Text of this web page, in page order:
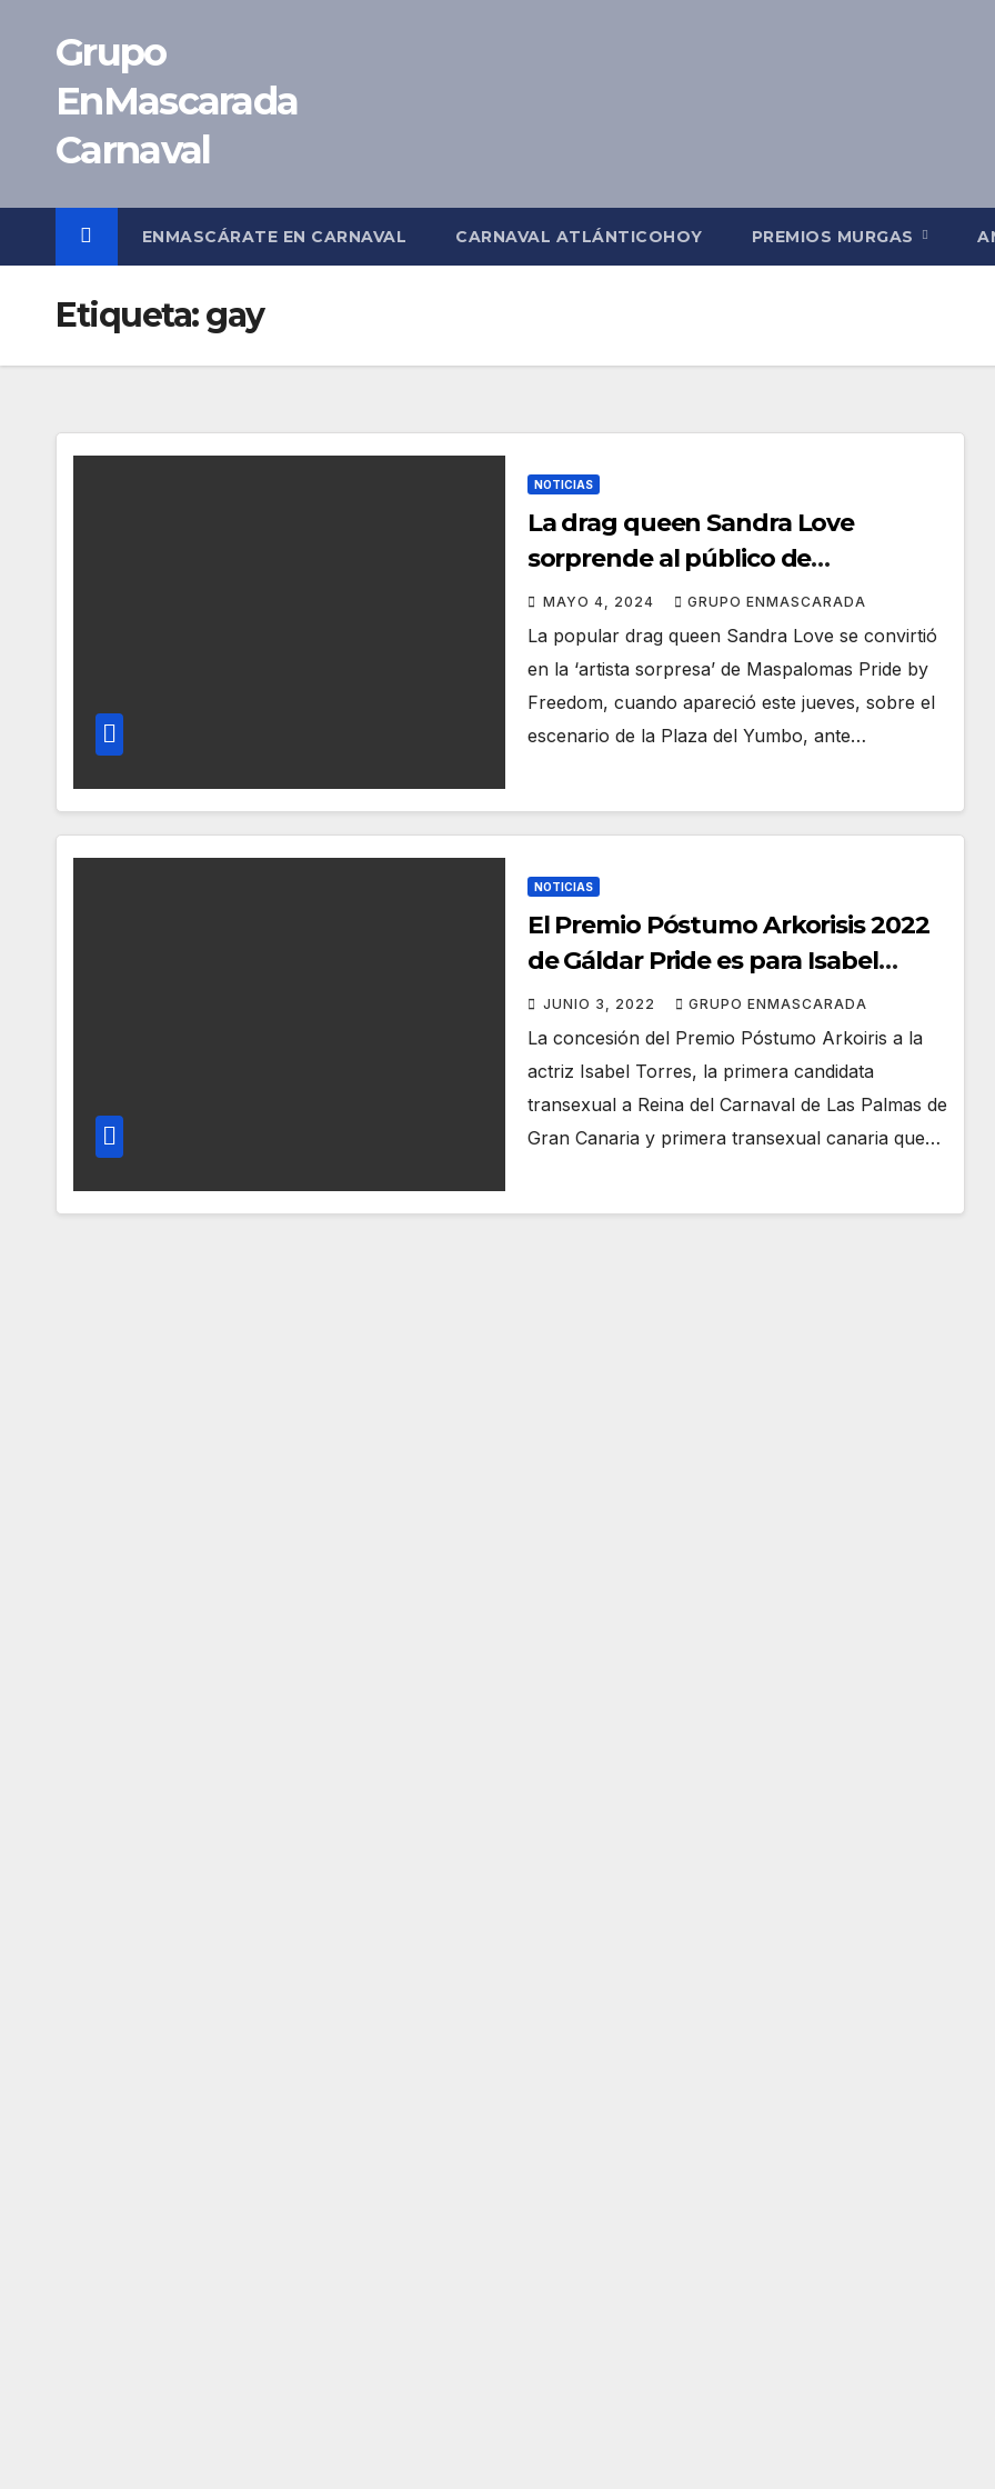
contenido
Grupo
EnMascarada
Carnaval
ENMASCÁRATE EN CARNAVAL CARNAVAL ATLÁNTICOHOY PREMIOS MURGAS
Etiqueta:gay
NOTICIAS
La drag queen Sandra Love
sorprende al público de
Maspalomas Pride, con su
espectáculo en el escenario del
Yumbo
MAYO 4, 2024 GRUPO ENMASCARADA
La popular drag queen Sandra Love se convirtió
en la ‘artista sorpresa’ de Maspalomas Pride by
Freedom, cuando apareció este jueves, sobre el
escenario de la Plaza del Yumbo, ante…
NOTICIAS
El Premio Póstumo Arkorisis 2022
de Gáldar Pride es para Isabel
Torres
JUNIO 3, 2022 GRUPO ENMASCARADA
La concesión del Premio Póstumo Arkoiris a la
actriz Isabel Torres, la primera candidata
transexual a Reina del Carnaval de Las Palmas de
Gran Canaria y primera transexual canaria que…